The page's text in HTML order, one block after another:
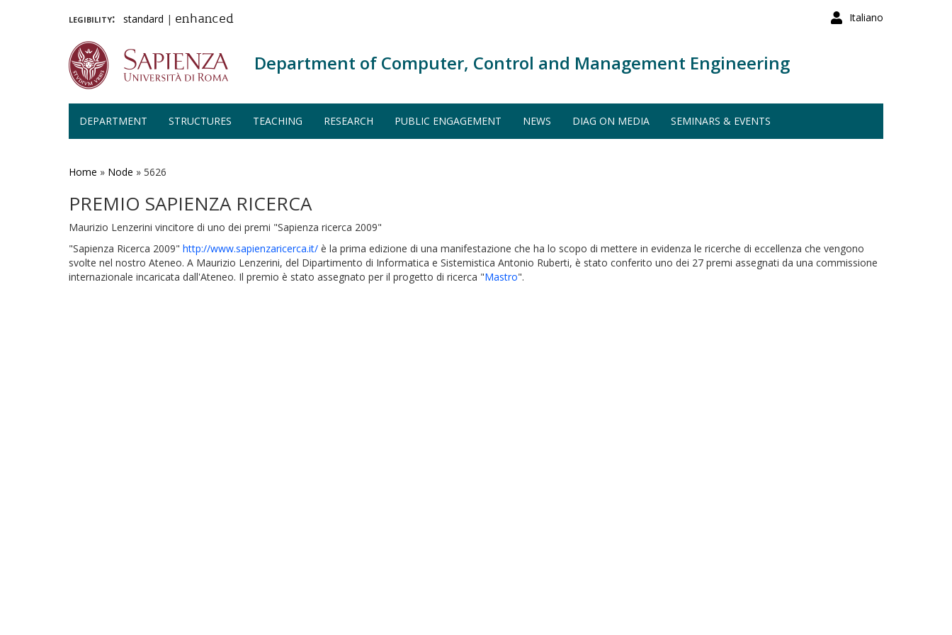
Italiano
legibility: standard | enhanced
Department of Computer, Control and Management Engineering
DEPARTMENT STRUCTURES TEACHING RESEARCH PUBLIC ENGAGEMENT NEWS DIAG ON MEDIA SEMINARS & EVENTS
Home » Node » 5626
PREMIO SAPIENZA RICERCA
Maurizio Lenzerini vincitore di uno dei premi "Sapienza ricerca 2009"
"Sapienza Ricerca 2009" http://www.sapienzaricerca.it/ è la prima edizione di una manifestazione che ha lo scopo di mettere in evidenza le ricerche di eccellenza che vengono
svolte nel nostro Ateneo. A Maurizio Lenzerini, del Dipartimento di Informatica e Sistemistica Antonio Ruberti, è stato conferito uno dei 27 premi assegnati da una commissione
internazionale incaricata dall'Ateneo. Il premio è stato assegnato per il progetto di ricerca "Mastro".